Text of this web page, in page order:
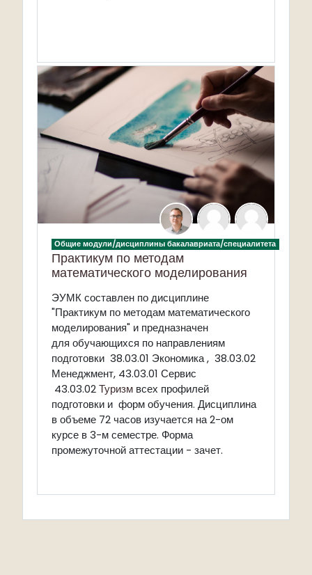
Общие модули/дисциплины бакалавриата/специалитета
Практикум по методам
математического моделирования
ЭУМК составлен по дисциплине
"Практикум по методам математического
моделирования" и предназначен
для обучающихся по направлениям
подготовки 38.03.01 Экономика , 38.03.02
Менеджмент, 43.03.01 Сервис
43.03.02Туризм всех профилей
подготовки и форм обучения. Дисциплина
в объеме 72 часов изучается на 2-ом
курсе в 3-м семестре. Форма
промежуточной аттестации - зачет.